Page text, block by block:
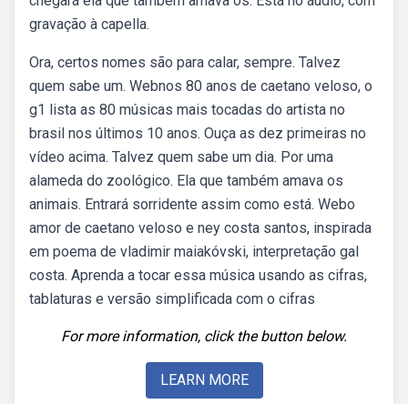
gravação à capella.
Ora, certos nomes são para calar, sempre. Talvez
quem sabe um. Webnos 80 anos de caetano veloso, o
g1 lista as 80 músicas mais tocadas do artista no
brasil nos últimos 10 anos. Ouça as dez primeiras no
vídeo acima. Talvez quem sabe um dia. Por uma
alameda do zoológico. Ela que também amava os
animais. Entrará sorridente assim como está. Webo
amor de caetano veloso e ney costa santos, inspirada
em poema de vladimir maiakóvski, interpretação gal
costa. Aprenda a tocar essa música usando as cifras,
tablaturas e versão simplificada com o cifras
For more information, click the button below.
LEARN MORE